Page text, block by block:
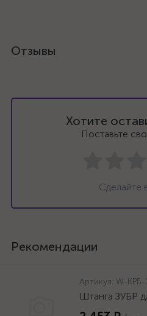
Отзывы
Хотите
Поставьте
Сделайте
Рекомендации
Артикул: W-КРБ-
Штанга ЗУБР